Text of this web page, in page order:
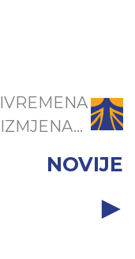
IZMJENA...
NOVIJE